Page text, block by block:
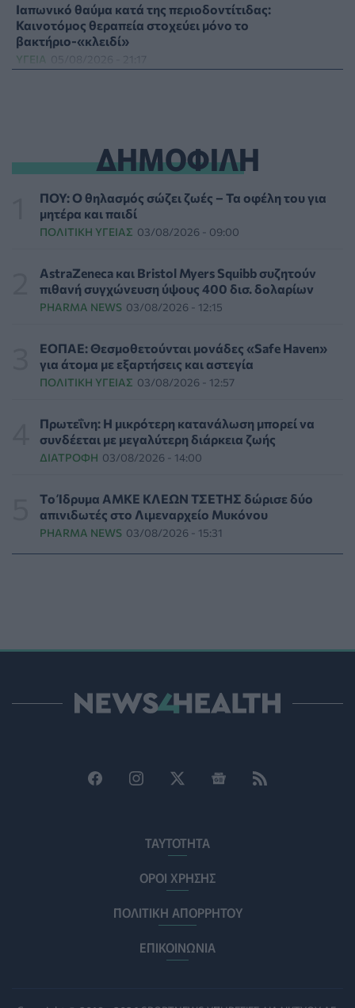
Ιαπωνικό θαύμα κατά της περιοδοντίτιδας:
Καινοτόμος θεραπεία στοχεύει μόνο το
βακτήριο-«κλειδί»
ΥΓΕΊΑ 05/08/2026 - 21:17
WWF Ελλάς: Περισσότερα από 180.000 στρέμματα
δάσους κάηκαν σε λίγες μόνο μέρες
ΕΠΙΚΑΙΡΌΤΗΤΑ 05/08/2026 - 20:16
διακομιδών στη Στερεά Ελλάδα με τα νέα
ασθενοφόρα»
ΠΟΛΙΤΙΚΉ ΥΓΕΊΑΣ 05/08/2026 - 19:49
Οι πέντε λόγοι για τους οποίους η διατροφή πρέπει να
καθοδηγείται από κλινικό διαιτολόγο
HEALTH TALK 05/08/2026 - 18:59
Ψυχοκοινωνική υποστήριξη στους πυρόπληκτους της
Δυτικής Αττικής από τον ΕΕΣ
ΕΠΙΚΑΙΡΌΤΗΤΑ 05/08/2026 - 18:34
Νέα μελέτη: Η μοναξιά και οι επιπτώσεις της στην
γενική υγεία σε σύγκριση με την κοινωνική
απομόνωση
05/08/2026 - 17:14
ανακαινισμένα ΤΕΠ του Νοσοκομείου της Κορίνθου
Γιατί κοκκινίζουμε όταν ντρεπόμαστε; Οι ειδικοί
εξηγούν γιατί είναι ωφέλιμο
ΔΗΜΟΦΙΛΗ
ΠΟΥ: Ο θηλασμός σώζει ζωές – Τα οφέλη του για
μητέρα και παιδί
ΠΟΛΙΤΙΚΉ ΥΓΕΊΑΣ 03/08/2026 - 09:00
AstraZeneca και Bristol Myers Squibb συζητούν
πιθανή συγχώνευση ύψους 400 δισ. δολαρίων
PHARMA NEWS 03/08/2026 - 12:15
ΕΟΠΑΕ: Θεσμοθετούνται μονάδες «Safe Haven»
για άτομα με εξαρτήσεις και αστεγία
ΠΟΛΙΤΙΚΉ ΥΓΕΊΑΣ 03/08/2026 - 12:57
Πρωτεΐνη: Η μικρότερη κατανάλωση μπορεί να
συνδέεται με μεγαλύτερη διάρκεια ζωής
ΔΙΑΤΡΟΦΉ 03/08/2026 - 14:00
Tο Ίδρυμα ΑΜΚΕ ΚΛΕΩΝ ΤΣΕΤΗΣ δώρισε δύο
απινιδωτές στο Λιμεναρχείο Μυκόνου
PHARMA NEWS 03/08/2026 - 15:31
ΤΑΥΤΟΤΗΤΑ
ΟΡΟΙ ΧΡΗΣΗΣ
ΠΟΛΙΤΙΚΗ ΑΠΟΡΡΗΤΟΥ
ΕΠΙΚΟΙΝΩΝΙΑ